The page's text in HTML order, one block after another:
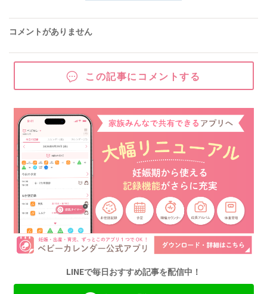
コメントがありません
この記事にコメントする
LINEで毎日おすすめ記事を配信中！